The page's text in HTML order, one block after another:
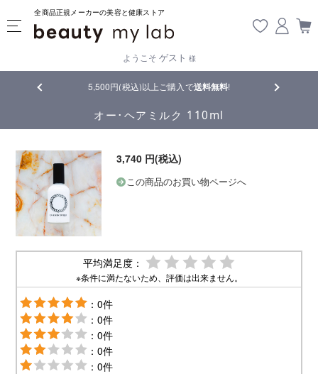
全商品正規メーカーの美容と健康ストア
ようこそ ゲスト 様
5,500円(税込)以上ご購入で送料無料! 【重要】
オー･ヘアミルク 110ml
3,740 円(税込)
この商品のお買い物ページへ
平均満足度：
※条件に満たないため、評価は出来ません。
：0件
：0件
：0件
：0件
：0件